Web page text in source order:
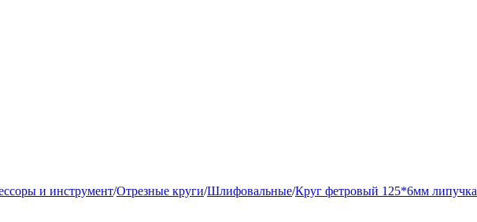
и инструмент/Отрезные круги/Шлифовальные/Круг фетровый 125*6мм липучка